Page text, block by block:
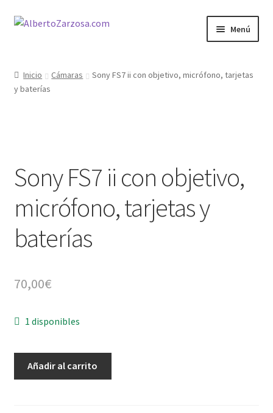
Ir
Ir
Menú
AZ Carrito
AZ Operadores / Creadores
AZ Quileres
Inicio Cámaras
Sony FS7 ii con objetivo, micrófono, tarjetas
y baterías
Sony FS7 ii con objetivo,
micrófono, tarjetas y
baterías
70,00€
1 disponibles
Añadir al carrito